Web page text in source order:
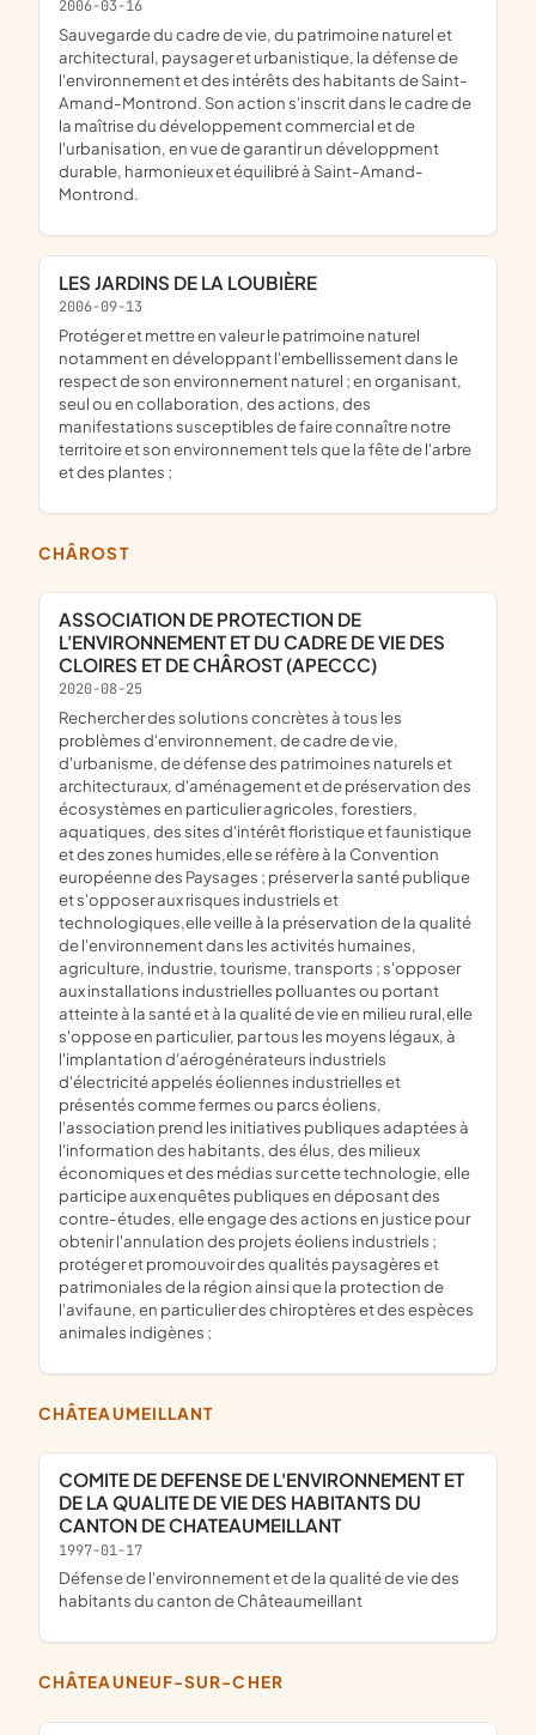
2006-03-16
Sauvegarde du cadre de vie, du patrimoine naturel et
architectural, paysager et urbanistique, la défense de
l'environnement et des intérêts des habitants de Saint-
Amand-Montrond. Son action s'inscrit dans le cadre de
la maîtrise du développement commercial et de
l'urbanisation, en vue de garantir un développment
durable, harmonieux et équilibré à Saint-Amand-
Montrond.
LES JARDINS DE LA LOUBIÈRE
2006-09-13
protéger et mettre en valeur le patrimoine naturel
notamment en développant l'embellissement dans le
respect de son environnement naturel ; en organisant,
seul ou en collaboration, des actions, des
manifestations susceptibles de faire connaître notre
territoire et son environnement tels que la fête de l'arbre
et des plantes ;
CHÂROST
ASSOCIATION DE PROTECTION DE
L'ENVIRONNEMENT ET DU CADRE DE VIE DES
CLOIRES ET DE CHÂROST (APECCC)
2020-08-25
rechercher des solutions concrètes à tous les
problèmes d'environnement, de cadre de vie,
d'urbanisme, de défense des patrimoines naturels et
architecturaux, d'aménagement et de préservation des
écosystèmes en particulier agricoles, forestiers,
aquatiques, des sites d'intérêt floristique et faunistique
et des zones humides,elle se réfère à la Convention
européenne des Paysages ; préserver la santé publique
et s'opposer aux risques industriels et
technologiques,elle veille à la préservation de la qualité
de l'environnement dans les activités humaines,
agriculture, industrie, tourisme, transports ; s'opposer
aux installations industrielles polluantes ou portant
atteinte à la santé et à la qualité de vie en milieu rural,elle
s'oppose en particulier, par tous les moyens légaux, à
l'implantation d'aérogénérateurs industriels
d'électricité appelés éoliennes industrielles et
présentés comme fermes ou parcs éoliens,
l'association prend les initiatives publiques adaptées à
l'information des habitants, des élus, des milieux
économiques et des médias sur cette technologie, elle
participe aux enquêtes publiques en déposant des
contre-études, elle engage des actions en justice pour
obtenir l'annulation des projets éoliens industriels ;
protéger et promouvoir des qualités paysagères et
patrimoniales de la région ainsi que la protection de
l'avifaune, en particulier des chiroptères et des espèces
animales indigènes ;
CHÂTEAUMEILLANT
COMITE DE DEFENSE DE L'ENVIRONNEMENT ET
DE LA QUALITE DE VIE DES HABITANTS DU
CANTON DE CHATEAUMEILLANT
1997-01-17
défense de l'environnement et de la qualité de vie des
habitants du canton de Châteaumeillant
CHÂTEAUNEUF-SUR-CHER